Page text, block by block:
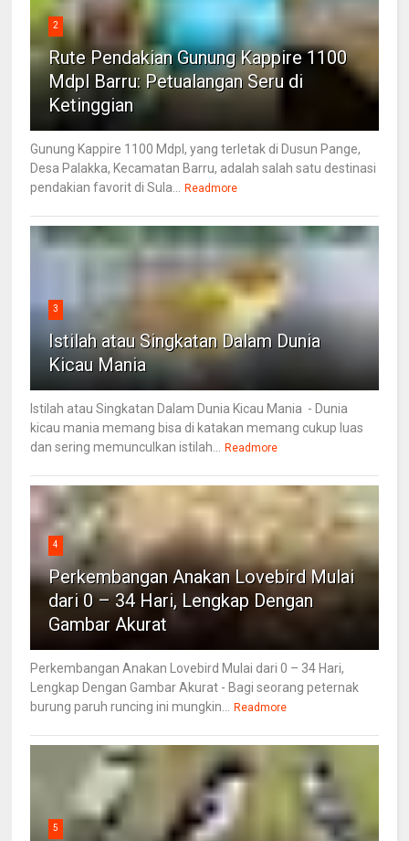
2
Rute Pendakian Gunung Kappire 1100
Mdpl Barru: Petualangan Seru di
Ketinggian
Gunung Kappire 1100 Mdpl, yang terletak di Dusun Pange,
Desa Palakka, Kecamatan Barru, adalah salah satu destinasi
pendakian favorit di Sula...
Readmore
3
Istilah atau Singkatan Dalam Dunia
Kicau Mania
Istilah atau Singkatan Dalam Dunia Kicau Mania - Dunia
kicau mania memang bisa di katakan memang cukup luas
dan sering memunculkan istilah...
Readmore
4
Perkembangan Anakan Lovebird Mulai
dari 0 – 34 Hari, Lengkap Dengan
Gambar Akurat
Perkembangan Anakan Lovebird Mulai dari 0 – 34 Hari,
Lengkap Dengan Gambar Akurat - Bagi seorang peternak
burung paruh runcing ini mungkin...
Readmore
5